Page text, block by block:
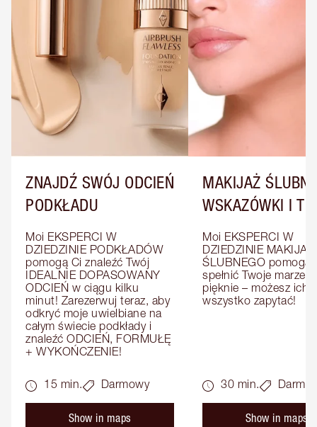
ZNAJDŹ SWÓJ ODCIEŃ
PODKŁADU
Moi EKSPERCI W
DZIEDZINIE PODKŁADÓW
pomogą Ci znaleźć Twój
IDEALNIE DOPASOWANY
ODCIEŃ w ciągu kilku
minut! Zarezerwuj teraz, aby
odkryć moje uwielbiane na
całym świecie podkłady i
znaleźć ODCIEŃ, FORMUŁĘ
+ WYKOŃCZENIE!
15 min. Darmowy
Show in maps
MAKIJAŻ
WSKAZÓWKI I
Moi EKSPERCI W
DZIEDZINIE
ŚLUBNEGO pomogą
spełnić Twoje
pięknie – możesz ich
wszystko zapytać!
30 min.
Show in maps